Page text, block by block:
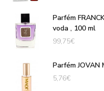
Parfém
voda , 100 ml
99,75€
Parfém JOVAN
5,76€